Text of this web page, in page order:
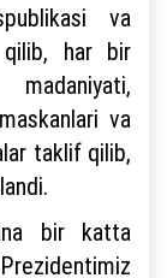
va
qilib, har bir
va
taklif qilib,
bir katta